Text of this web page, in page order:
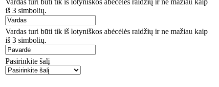
Vardas turi būti tik iš lotyniškos abėcėlės raidžių ir ne mažiau kaip
iš 3 simbolių.
Vardas turi būti tik iš lotyniškos abėcėlės raidžių ir ne mažiau kaip
iš 3 simbolių.
Pasirinkite šalį